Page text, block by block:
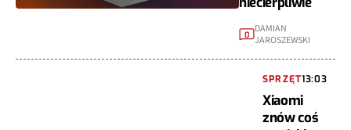
0
DAMIAN
JAROSZEWSKI
SPRZĘT13:03
Xiaomi
znów coś